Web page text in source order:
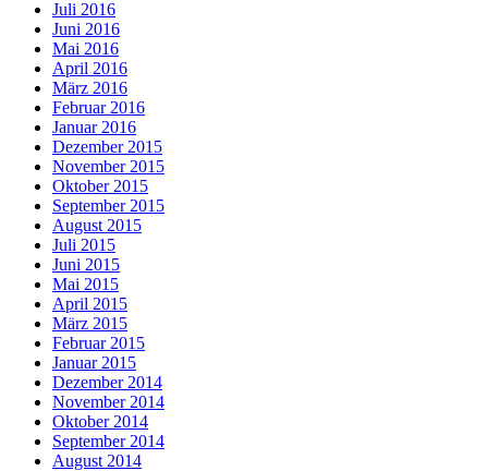
Juli 2016
Juni 2016
Mai 2016
April 2016
März 2016
Februar 2016
Januar 2016
Dezember 2015
November 2015
Oktober 2015
September 2015
August 2015
Juli 2015
Juni 2015
Mai 2015
April 2015
März 2015
Februar 2015
Januar 2015
Dezember 2014
November 2014
Oktober 2014
September 2014
August 2014